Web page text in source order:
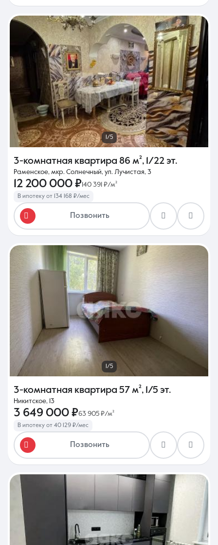
1/5
3-комнатная квартира 86 м², 1/22 эт.
Раменское, мкр. Солнечный, ул. Лучистая, 3
12 200 000 ₽140 391 ₽/м²
В ипотеку от 134 168 ₽/мес
Позвонить
1/5
3-комнатная квартира 57 м², 1/5 эт.
Никитское, 13
3 649 000 ₽63 905 ₽/м²
В ипотеку от 40 129 ₽/мес
Позвонить